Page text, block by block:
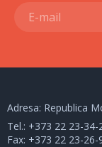
Adresa: Republica
Tel.: +373 22 23-34-
Fax: +373 22 23-26-